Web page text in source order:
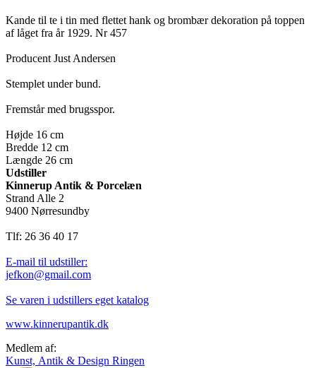
Kande til te i tin med flettet hank og brombær dekoration på toppen
af låget fra år 1929. Nr 457
Producent Just Andersen
Stemplet under bund.
Fremstår med brugsspor.
Højde 16 cm
Bredde 12 cm
Længde 26 cm
Udstiller
Kinnerup Antik & Porcelæn
Strand Alle 2
9400 Nørresundby
Tlf: 26 36 40 17
E-mail til udstiller:
jefkon@gmail.com
Se varen i udstillers eget katalog
www.kinnerupantik.dk
Medlem af:
Kunst, Antik & Design Ringen